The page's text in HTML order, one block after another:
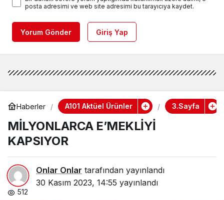
posta adresimi ve web site adresimi bu tarayıcıya kaydet.
Yorum Gönder Giriş Yap
Haberler A101 Aktüel Ürünler 3.Sayfa
MİLYONLARCA E’MEKLİYİ
KAPSIYOR
Onlar Onlar tarafından yayınlandı
30 Kasım 2023, 14:55 yayınlandı
512